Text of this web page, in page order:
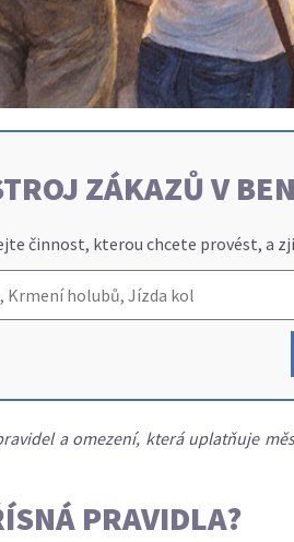
ZÁKAZŮ V
činnost, kterou chcete provést, a
a omezení, která uplatňuje
PRAVIDLA?